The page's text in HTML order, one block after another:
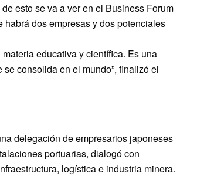
esto se va a ver en el Business Forum
dos empresas y dos potenciales
educativa y científica. Es una
consolida en el mundo”, finalizó el
delegación de empresarios japoneses
portuarias, dialogó con
logística e industria minera.